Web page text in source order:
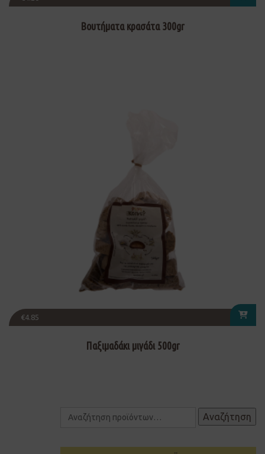
Βουτήματα κρασάτα 300gr
€4.85
Παξιμαδάκι μιγάδι 500gr
Αναζήτηση